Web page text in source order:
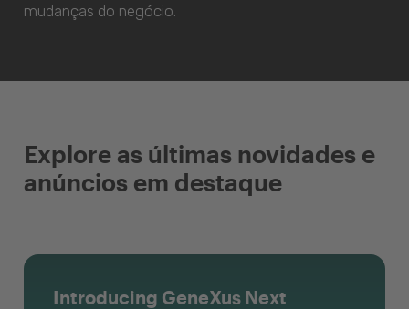
mudanças do negócio.
Explore as últimas novidades e
anúncios em destaque
Introducing GeneXus Next